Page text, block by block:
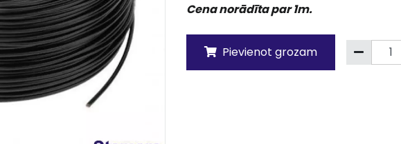
Cena norādīta par 1m.
Pievienot grozam